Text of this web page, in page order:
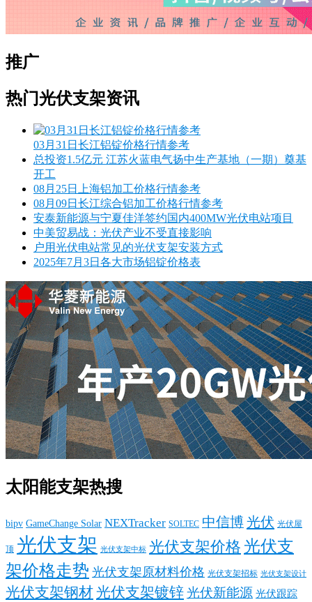
推广
热门光伏支架资讯
03月31日长江铝锭价格行情参考
总投资1.5亿元 江苏火蓝电气扬中生产基地（一期）奠基
开工
08月25日上海铝加工价格行情参考
08月09日长江综合铝加工价格行情参考
安泰新能源与宁夏佳洋签约国内400MW光伏电站项目
中美贸易战：光伏产业不受直接影响
户用光伏电站常见的光伏支架安装方式
2025年7月3日各大市场铝锭价格表
太阳能支架热搜
bipv GameChange Solar NEXTracker SOLTEC 中信博光伏 光伏屋
顶 光伏支架 光伏支架中标 光伏支架价格 光伏支
架价格走势 光伏支架原材料价格 光伏支架招标 光伏支架设计
光伏支架钢材光伏支架镀锌光伏新能源 光伏跟踪